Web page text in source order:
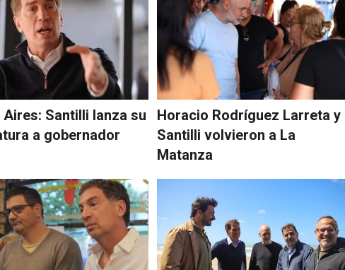
Aires: Santilli lanza su
a gobernador
Horacio Rodríguez Larreta y
Santilli volvieron a La
Matanza